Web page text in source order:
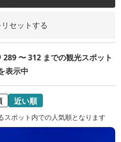
セットする
〜 312 までの観光スポット
表示中
近い順
ポット内での人気順となります